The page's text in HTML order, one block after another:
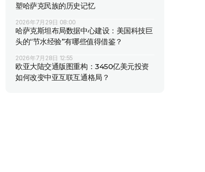
塑哈萨克民族的历史记忆
2026年7月29日 08:00
哈萨克斯坦布局数据中心建设：美国科技巨
头的“节水经验”有哪些值得借鉴？
2026年7月28日 12:55
欧亚大陆交通版图重构：3450亿美元投资
如何改变中亚互联互通格局？